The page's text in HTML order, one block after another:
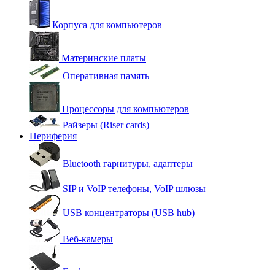
Корпуса для компьютеров
Материнские платы
Оперативная память
Процессоры для компьютеров
Райзеры (Riser cards)
Периферия
Bluetooth гарнитуры, адаптеры
SIP и VoIP телефоны, VoIP шлюзы
USB концентраторы (USB hub)
Веб-камеры